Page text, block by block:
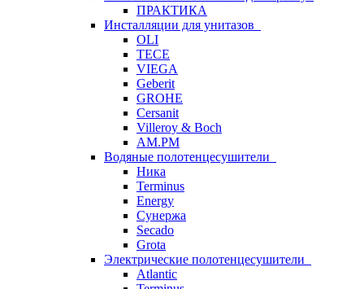
ПРАКТИКА
Инсталляции для унитазов
OLI
TECE
VIEGA
Geberit
GROHE
Cersanit
Villeroy & Boch
AM.PM
Водяные полотенцесушители
Ника
Terminus
Energy
Сунержа
Secado
Grota
Электрические полотенцесушители
Atlantic